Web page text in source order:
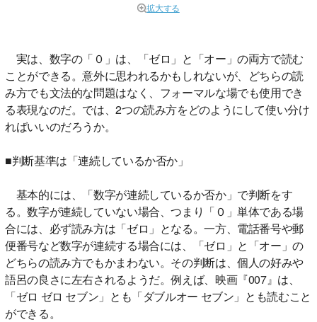
拡大する
実は、数字の「０」は、「ゼロ」と「オー」の両方で読む
ことができる。意外に思われるかもしれないが、どちらの読
み方でも文法的な問題はなく、フォーマルな場でも使用でき
る表現なのだ。では、2つの読み方をどのようにして使い分け
ればいいのだろうか。
■判断基準は「連続しているか否か」
基本的には、「数字が連続しているか否か」で判断をす
る。数字が連続していない場合、つまり「０」単体である場
合には、必ず読み方は「ゼロ」となる。一方、電話番号や郵
便番号など数字が連続する場合には、「ゼロ」と「オー」の
どちらの読み方でもかまわない。その判断は、個人の好みや
語呂の良さに左右されるようだ。例えば、映画『007』は、
「ゼロ ゼロ セブン」とも「ダブルオー セブン」とも読むこと
ができる。